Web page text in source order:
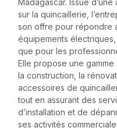
Madagascar. Issue
sur la quincaillerie,
son offre pour répondre
équipements
que pour les
Elle propose une
la construction, la
accessoires de
tout en assurant des
d’installation et de
ses activités